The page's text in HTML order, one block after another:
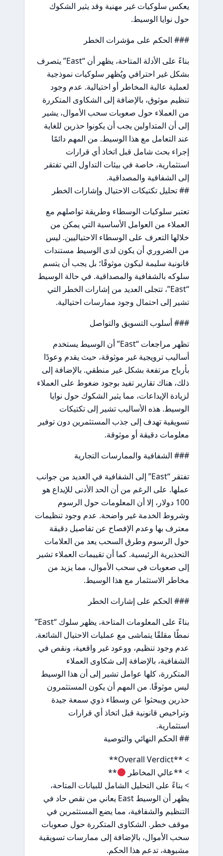
يعكس سلوكيات غير مهنية وقد يثير الشكوك
حول نوايا الوسيط.
### الحكم على مؤشرات الخطر
بناءً على الأدلة المتاحة، يظهر أن “East” يتصرف
بشكل غير احترافي ويُظهر سلوكيات نموذجية
لعملية عالية المخاطر أو احتيالية. عدم وجود
تنظيم موثوق، بالإضافة إلى الشكاوى المتكررة
من العملاء حول صعوبات سحب الأموال، يشير
إلى أن المتداولين يجب أن يكونوا حذرين للغاية
عند التعامل مع هذا الوسيط. من المهم دائمًا
إجراء بحث شامل قبل اتخاذ أي قرارات
استثمارية، خاصة في بيئات التداول التي تفتقر
إلى الشفافية والمصداقية.
## تحليل تكتيكات الاحتيال وإشارات الخطر
تعتبر سلوكيات الوسطاء وطريقة تواصلهم مع
العملاء من العوامل الأساسية التي يمكن من
خلالها التعرف على الوسطاء الاحتياليين. ليس
من الضروري أن يكون لدى الوسيط مستندات
قانونية سليمة ليكون موثوقًا؛ بل يجب أن يتسم
سلوكه بالشفافية والمصداقية. في حالة الوسيط
“East”، تتجلى العديد من إشارات الخطر التي
تشير إلى احتمال وجود ممارسات احتيالية.
### أسلوب التسويق والتواصل
تظهر مراجعات “East” أن الوسيط يستخدم
أساليب ترويجية غير موثوقة، حيث يقدم وعودًا
بأرباح مرتفعة بشكل غير منطقي. بالإضافة إلى
ذلك، هناك تقارير تفيد بوجود ضغوط على العملاء
لزيادة الإيداعات، مما يثير الشكوك حول نوايا
الوسيط. هذه الأساليب تشير إلى تكتيكات
تسويقية تهدف إلى جذب المستثمرين دون توفير
معلومات دقيقة أو موثوقة.
### الشفافية والممارسات التجارية
تفتقر “East” إلى الشفافية في العديد من جوانب
عملها. على الرغم من أن الحد الأدنى للإيداع هو
100 دولار، إلا أن المعلومات حول الرسوم
وشروط الخدمة غير واضحة. عدم وجود تنظيمات
معترف بها وعدم الإفصاح عن تفاصيل دقيقة
حول الرسوم وطرق السحب يعد من العلامات
التحذيرية الرئيسية. كما أن تقييمات العملاء تشير
إلى صعوبات في سحب الأموال، مما يزيد من
مخاطر الاستثمار مع هذا الوسيط.
### الحكم على إشارات الخطر
بناءً على المعلومات المتاحة، يظهر سلوك “East”
نمطًا مقلقًا يتماشى مع عمليات الاحتيال الشائعة.
عدم وجود تنظيم، ووعود غير واقعية، ونقص في
الشفافية، بالإضافة إلى شكاوى العملاء
المتكررة، كلها عوامل تشير إلى أن هذا الوسيط
ليس موثوقًا. من المهم أن يكون المستثمرون
حذرين ويبحثوا عن وسطاء ذوي سمعة جيدة
وتراخيص قانونية قبل اتخاذ أي قرارات
استثمارية.
## الحكم النهائي والتوصية
> **Overall Verdict**
> **عالي المخاطر
**
> بناءً على التحليل الشامل للبيانات المتاحة،
يظهر أن الوسيط East يعاني من نقص حاد في
التنظيم والشفافية، مما يضع المستثمرين في
موقف خطر. الشكاوى المتكررة حول صعوبات
سحب الأموال، بالإضافة إلى ممارسات تسويقية
مشبوهة، تدعم هذا الحكم.